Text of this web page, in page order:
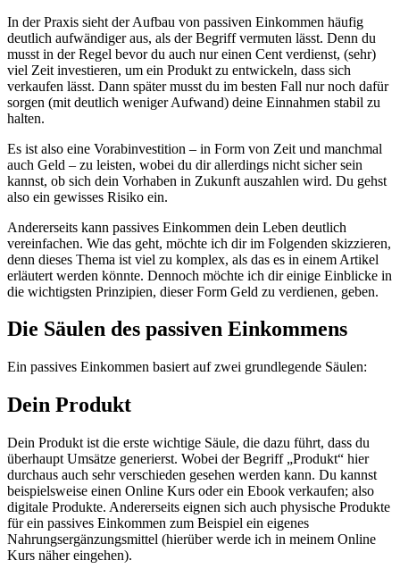
In der Praxis sieht der Aufbau von passiven Einkommen häufig
deutlich aufwändiger aus, als der Begriff vermuten lässt. Denn du
musst in der Regel bevor du auch nur einen Cent verdienst, (sehr)
viel Zeit investieren, um ein Produkt zu entwickeln, dass sich
verkaufen lässt. Dann später musst du im besten Fall nur noch dafür
sorgen (mit deutlich weniger Aufwand) deine Einnahmen stabil zu
halten.
Es ist also eine Vorabinvestition – in Form von Zeit und manchmal
auch Geld – zu leisten, wobei du dir allerdings nicht sicher sein
kannst, ob sich dein Vorhaben in Zukunft auszahlen wird. Du gehst
also ein gewisses Risiko ein.
Andererseits kann passives Einkommen dein Leben deutlich
vereinfachen. Wie das geht, möchte ich dir im Folgenden skizzieren,
denn dieses Thema ist viel zu komplex, als das es in einem Artikel
erläutert werden könnte. Dennoch möchte ich dir einige Einblicke in
die wichtigsten Prinzipien, dieser Form Geld zu verdienen, geben.
Die Säulen des passiven Einkommens
Ein passives Einkommen basiert auf zwei grundlegende Säulen:
Dein Produkt
Dein Produkt ist die erste wichtige Säule, die dazu führt, dass du
überhaupt Umsätze generierst. Wobei der Begriff „Produkt“ hier
durchaus auch sehr verschieden gesehen werden kann. Du kannst
beispielsweise einen Online Kurs oder ein Ebook verkaufen; also
digitale Produkte. Andererseits eignen sich auch physische Produkte
für ein passives Einkommen zum Beispiel ein eigenes
Nahrungsergänzungsmittel (hierüber werde ich in meinem Online
Kurs näher eingehen).